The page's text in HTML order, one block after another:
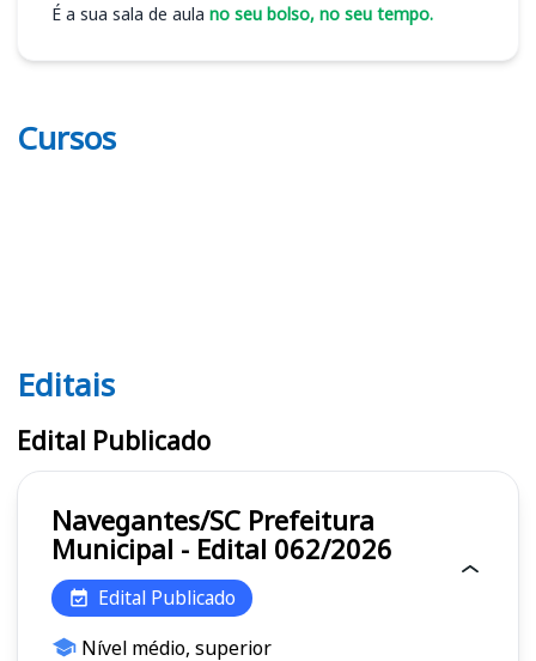
É a sua sala de aula no seu bolso, no seu tempo.
Cursos
Editais
Editais
Edital Publicado
Navegantes/SC Prefeitura
Municipal - Edital 062/2026
Edital Publicado
Nível médio, superior